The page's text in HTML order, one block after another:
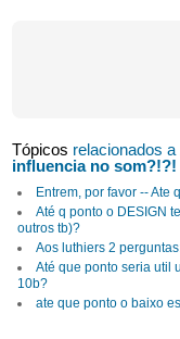
Tópicos relacionados a
influencia no som?!?!
Entrem, por favor -- Ate
Até q ponto o DESIGN
outros tb)?
Aos luthiers 2
Até que ponto seria util
10b?
ate que ponto o baixo